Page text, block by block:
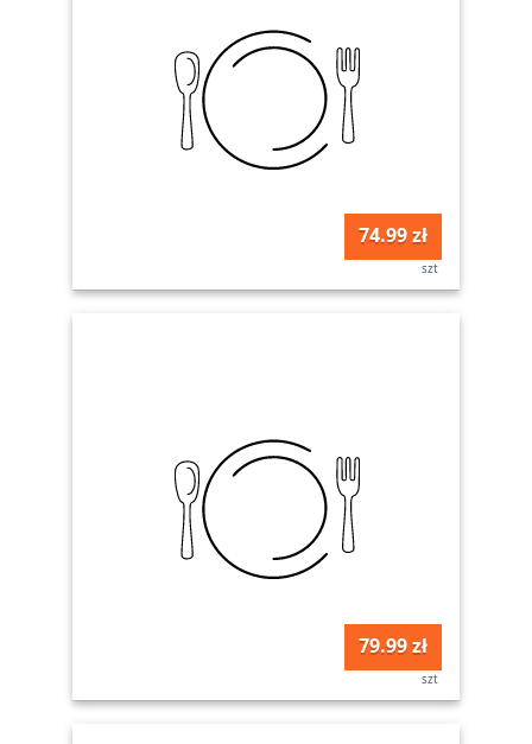
74.99 zł
szt
79.99 zł
szt